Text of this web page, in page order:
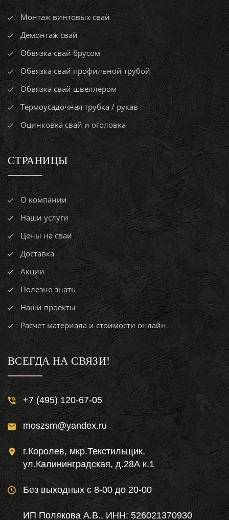
Монтаж винтовых свай
Демонтаж свай
Обвязка свай брусом
Обвязка свай профильной трубой
Обвязка свай швеллером
Термоусадочная трубка / рукав
Оцинковка свай и оголовка
СТРАНИЦЫ
О компании
Наши услуги
Цены на сваи
Доставка
Акции
Полезно знать
Наши проекты
Расчет материала и стоимости онлайн
ВСЕГДА НА СВЯЗИ!
+7 (495) 120-67-05
moszsm@yandex.ru
г.Королев, мкр.Текстильщик,
ул.Калининградская, д.28А к.1
Без выходных с 8-00 до 20-00
ИП Полякова А.В., ИНН: 526021370930